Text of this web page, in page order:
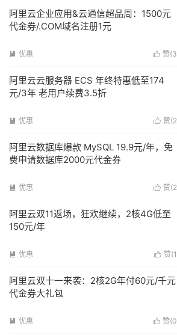
阿里云企业应用&云通信超品周：1500元
代金券/.COM域名注册1元
 赞(3
 优惠
阿里云云服务器 ECS 年终特惠低至174
元/3年 老用户续费3.5折
 赞(2
 优惠
阿里云数据库爆款 MySQL 19.9元/年，免
费申请数据库2000元代金券
 赞(2
 优惠
阿里云双11返场，狂欢继续，2核4G低至
150元/年
 赞(1
 优惠
阿里云双十一来袭：2核2G年付60元/千元
代金券大礼包
 赞(0
 优惠